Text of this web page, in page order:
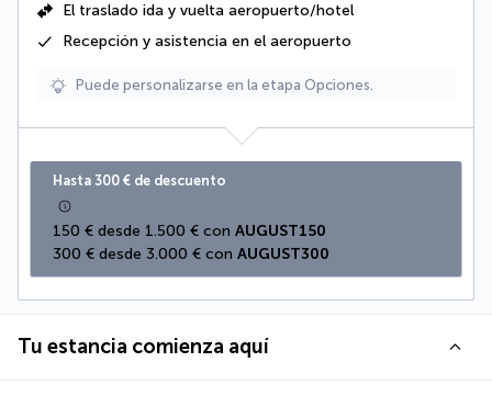
El traslado ida y vuelta aeropuerto/hotel
Recepción y asistencia en el aeropuerto
Puede personalizarse en la etapa Opciones.
Hasta 300 € de descuento
150 € desde 1.500 € con AUGUST150
300 € desde 3.000 € con AUGUST300
Tu estancia comienza aquí